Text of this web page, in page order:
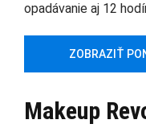
opadávanie aj 12
ZOBRAZIŤ
Makeup